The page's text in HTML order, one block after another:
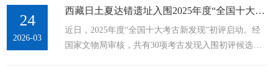
报告，研究审议有关事项。人大地工委副主任、县委
书记王伟出席并讲话，县委、人大、政府、政协在家
县级领导出席会议，各乡镇主要负责同志、各片区管
24
2026-03
西藏日土夏达错遗址入围2025年度“全国十大考古新发现”初评
近日，2025年度“全国十大考古新发现”初评启动。经
国家文物局审核，共有30项考古发现入围初评候选名